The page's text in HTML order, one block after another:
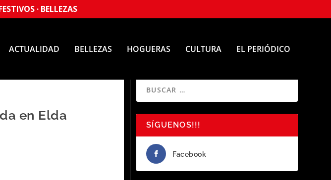
· BELLEZAS
ACTUALIDAD BELLEZAS HOGUERAS CULTURA EL PERIÓDICO
en Elda
SÍGUENOS!!!
Facebook